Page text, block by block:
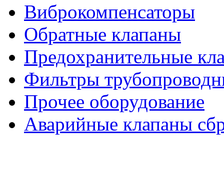
Виброкомпенсаторы
Обратные клапаны
Предохранительные
Фильтры
Прочее оборудование
Аварийные клапаны